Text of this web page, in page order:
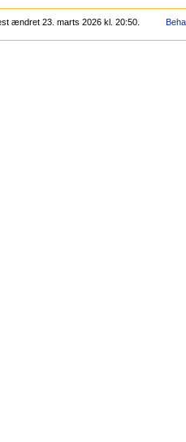
ændret 23. marts 2026 kl. 20:50.